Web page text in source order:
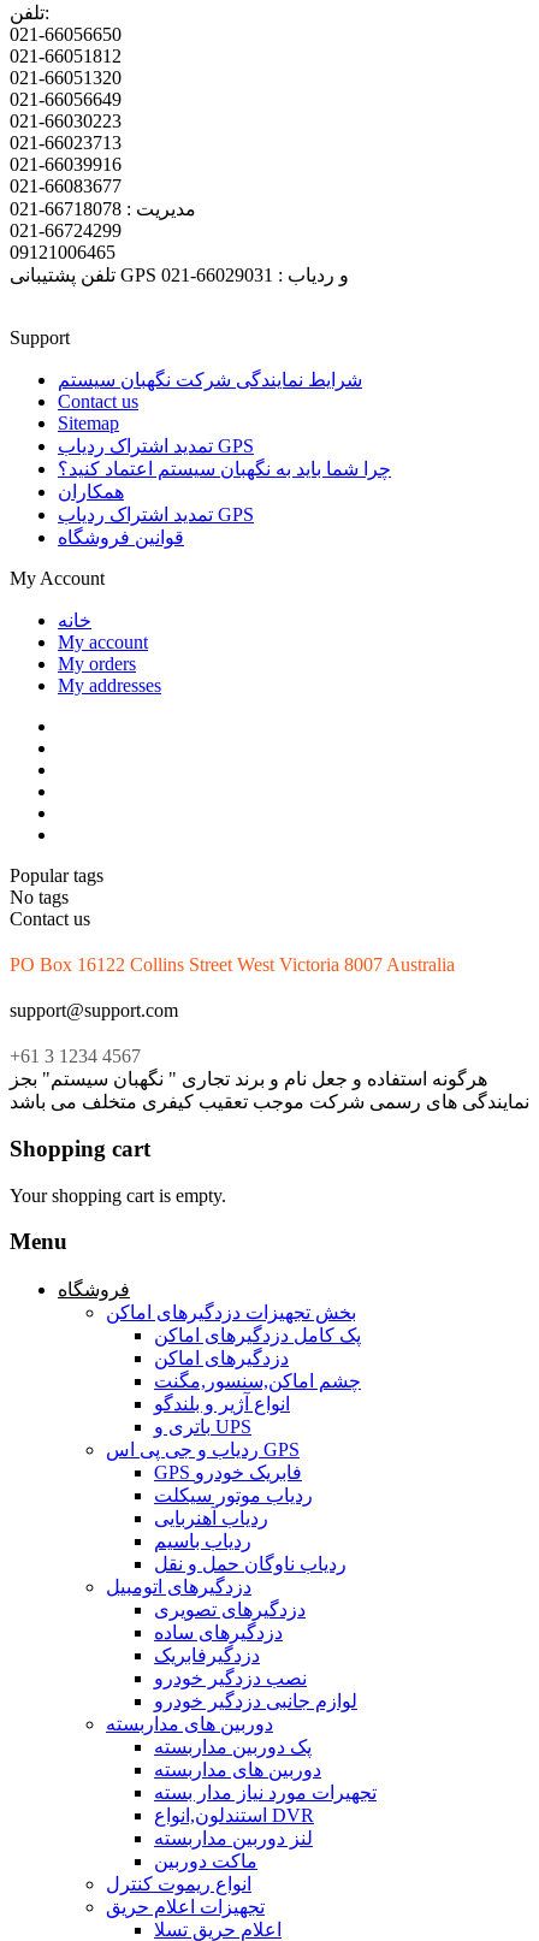
تلفن:
021-66056650
021-66051812
021-66051320
021-66056649
021-66030223
021-66023713
021-66039916
021-66083677
مدیریت : 66718078-021
021-66724299
09121006465
تلفن پشتیبانی GPS و ردیاب : 66029031-021
Support
شرایط نمایندگی شرکت نگهبان سیستم
Contact us
Sitemap
تمدید اشتراک ردیاب GPS
چرا شما باید به نگهبان سیستم اعتماد کنید؟
همکاران
تمدید اشتراک ردیاب GPS
قوانین فروشگاه
My Account
خانه
My account
My orders
My addresses
Popular tags
No tags
Contact us
PO Box 16122 Collins Street West Victoria 8007 Australia
support@support.com
+61 3 1234 4567
هرگونه استفاده و جعل نام و برند تجاری " نگهبان سیستم" بجز
نمایندگی های رسمی شرکت موجب تعقیب کیفری متخلف می باشد
Shopping cart
Your shopping cart is empty.
Menu
فروشگاه
بخش تجهیزات دزدگیرهای اماکن
پک کامل دزدگیرهای اماکن
دزدگیرهای اماکن
چشم اماکن,سنسور,مگنت
انواع آژیر و بلندگو
باتری و UPS
ردیاب و جی پی اس GPS
GPS فابریک خودرو
ردیاب موتور سیکلت
ردیاب آهنربایی
ردیاب باسیم
ردیاب ناوگان حمل و نقل
دزدگیرهای اتومبیل
دزدگیرهای تصویری
دزدگیرهای ساده
دزدگیرفابریک
نصب دزدگیر خودرو
لوازم جانبی دزدگیر خودرو
دوربین های مداربسته
پک دوربین مداربسته
دوربین های مداربسته
تجهیرات مورد نیاز مدار بسته
استندلون,انواع DVR
لنز دوربین مداربسته
ماکت دوربین
انواع ریموت کنترل
تجهیزات اعلام حریق
اعلام حریق تسلا